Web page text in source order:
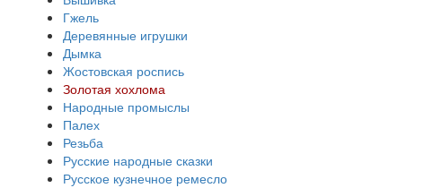
Гжель
Деревянные игрушки
Дымка
Жостовская роспись
Золотая хохлома
Народные промыслы
Палех
Резьба
Русские народные сказки
Русское кузнечное ремесло